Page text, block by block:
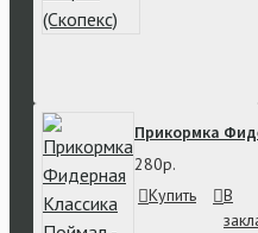
Прикормка
280р.
Купить
В